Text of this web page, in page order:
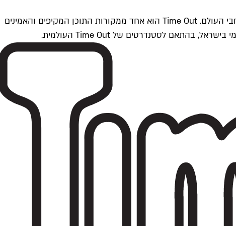
Time Outתל אביב הוא חלק מרשת Time Out Global — רשת מדיה בינלאומית הפועלת ב-360 ערים מרכזיות וב-60 מדינות ברחבי העולם. Time Out הוא אחד ממקורות התוכן המקיפים והאמינים